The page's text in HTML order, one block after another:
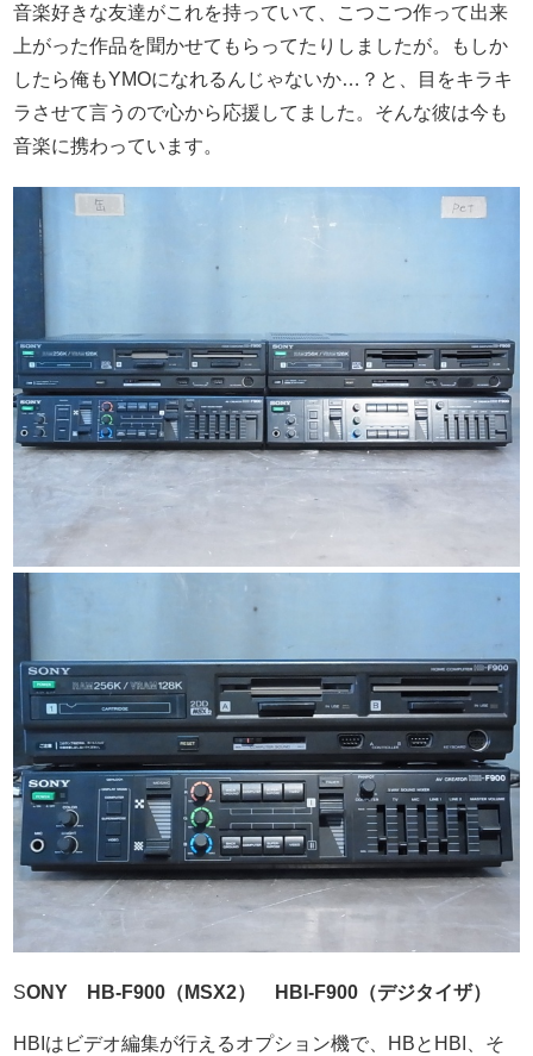
音楽好きな友達がこれを持っていて、こつこつ作って出来
上がった作品を聞かせてもらってたりしましたが。もしか
したら俺もYMOになれるんじゃないか…？と、目をキラキ
ラさせて言うので心から応援してました。そんな彼は今も
音楽に携わっています。
SONY HB-F900（MSX2） HBI-F900（デジタイザ）
HBIはビデオ編集が行えるオプション機で、HBとHBI、そ